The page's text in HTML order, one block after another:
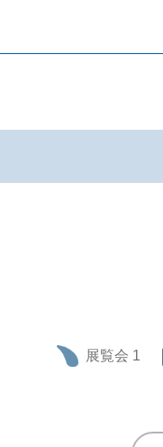
展覧会 1